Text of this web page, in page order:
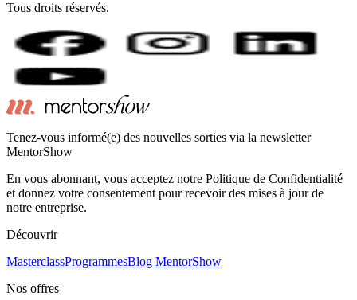
Tous droits réservés.
Tenez-vous informé(e) des nouvelles sorties via la newsletter
MentorShow
En vous abonnant, vous acceptez notre Politique de Confidentialité
et donnez votre consentement pour recevoir des mises à jour de
notre entreprise.
Découvrir
MasterclassProgrammesBlog MentorShow
Nos offres